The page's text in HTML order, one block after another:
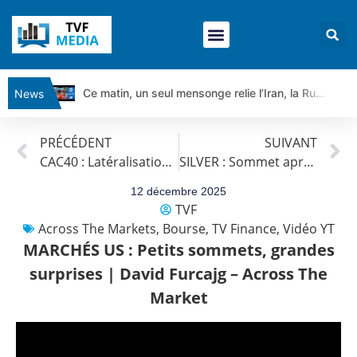
News
Ce matin, un seul mensonge relie l’Iran, la Russie et Trump | par Louis Antoine Michelet
Ce que Trump, Téhéran et Pékin ne veulent pas que vous voyiez ensemble | par Louis-Antoine Michelet
Gaza, Iran, Chine : la guerre mondiale vient de commencer | par Louis-Antoine Michelet
Jean Marie Seronie :Loi agricole : vraie réforme ou simple réponse à la colère ?| Interview Éco
DAX40 : Poursuite de la croissance ? | Erick Sebban – Chrono DAX
PRÉCÉDENT
CAC40 : Latéralisation dans un environnement sous tension | Antoine Quesada – Chrono CAC
SUIVANT
SILVER : Sommet après sommet | David Furcajg – Across The Market
12 décembre 2025
TVF
Across The Markets, Bourse, TV Finance, Vidéo YT
MARCHÉS US : Petits sommets, grandes
surprises | David Furcajg – Across The
Market